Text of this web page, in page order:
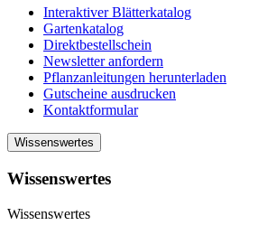
Interaktiver Blätterkatalog
Gartenkatalog
Direktbestellschein
Newsletter anfordern
Pflanzanleitungen herunterladen
Gutscheine ausdrucken
Kontaktformular
Wissenswertes
Wissenswertes
Wissenswertes